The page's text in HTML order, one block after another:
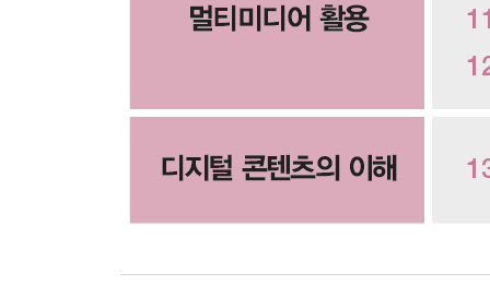
04 컴퓨터 그래픽 이미지의 표현
03 애니메이션의 동작 표현